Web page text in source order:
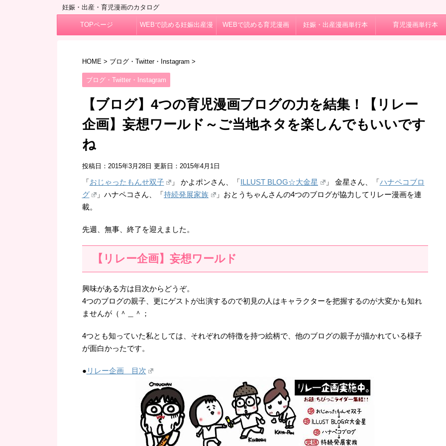
妊娠・出産・育児漫画のカタログ
TOPページ WEBで読める妊娠出産漫 WEBで読める育児漫画 妊娠・出産漫画単行本 育児漫画単行本
HOME> ブログ・Twitter・Instagram >
ブログ・Twitter・Instagram
【ブログ】4つの育児漫画ブログの力を結集！【リレー
企画】妄想ワールド～ご当地ネタを楽しんでもいいです
ね
投稿日：2015年3月28日 更新日： 2015年4月1日
「おじゃったもんせ双子 」 かよポンさん、「ILLUST BLOG☆大金星 」 金星さん、「ハナペコブロ
グ
」ハナペコさん、「持続発展家族
」おとうちゃんさんの4つのブログが協力してリレー漫画を連
載。
先週、無事、終了を迎えました。
【リレー企画】妄想ワールド
興味がある方は目次からどうぞ。
4つのブログの親子、更にゲストが出演するので初見の人はキャラクターを把握するのが大変かも知れ
ませんが（＾＿＾；
4つとも知っていた私としては、それぞれの特徴を持つ絵柄で、他のブログの親子が描かれている様子
が面白かったです。
● リレー企画 目次